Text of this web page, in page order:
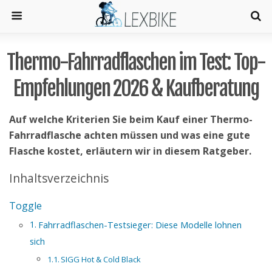
Thermo-Fahrradflaschen im Test: Top-
Empfehlungen 2026 & Kaufberatung
Auf welche Kriterien Sie beim Kauf einer Thermo-
Fahrradflasche achten müssen und was eine gute
Flasche kostet, erläutern wir in diesem Ratgeber.
Inhaltsverzeichnis
Toggle
Fahrradflaschen-Testsieger: Diese Modelle lohnen
sich
SIGG Hot & Cold Black